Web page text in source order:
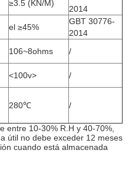
≥3.5 (KN/M)
2014
el ≥45%
GBT 30776-
2014
106~8ohms
/
<100v>
/
280℃ /
entre 10-30% R.H y 40-70%,
útil no debe exceder 12 meses
cuando está almacenada